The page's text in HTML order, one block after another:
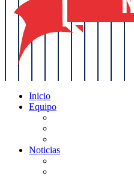
Inicio
Equipo
Noticias